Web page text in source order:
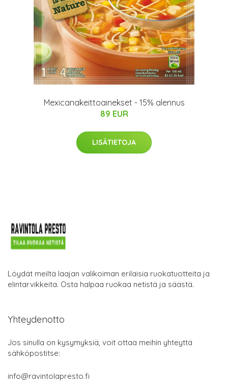
Mexicanakeittoainekset - 15% alennus
89 EUR
LISÄTIETOJA
Löydät meiltä laajan valikoiman erilaisia ruokatuotteita ja
elintarvikkeita. Osta halpaa ruokaa netistä ja säästä.
Yhteydenotto
Jos sinulla on kysymyksiä, voit ottaa meihin yhteyttä
sähköpostitse:
info@ravintolapresto.fi